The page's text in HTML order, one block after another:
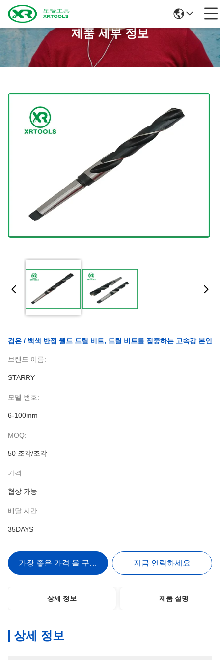
제품 세부 정보
검은 / 백색 반점 웰드 드릴 비트, 드릴 비트를 집중하는 고속강 본인
브랜드 이름:
STARRY
모델 번호:
6-100mm
MOQ:
50 조각/조각
가격:
협상 가능
배달 시간:
35DAYS
가장 좋은 가격 을 구하라 지금 연락하세요
상세 정보 제품 설명
상세 정보